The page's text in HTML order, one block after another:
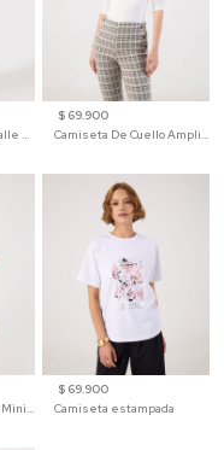
$ 69.900
$ 69.900
Camiseta estampada